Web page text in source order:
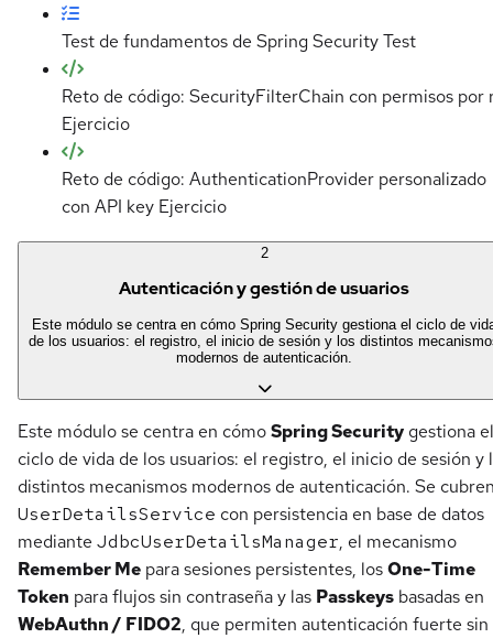
Test de fundamentos de Spring SecurityTest
Reto de código: SecurityFilterChain con permisos por
Ejercicio
Reto de código: AuthenticationProvider personalizado
con API key Ejercicio
2
Autenticación y gestión de usuarios
Este módulo se centra en cómo Spring Security gestiona el ciclo de
de los usuarios: el registro, el inicio de sesión y los distintos
modernos de autenticación.
Este módulo se centra en cómoSpring Security gestiona el
ciclo de vida de los usuarios: el registro, el inicio de sesión y
distintos mecanismos modernos de autenticación. Se
UserDetailsService con persistencia en base de datos
mediante JdbcUserDetailsManager, el mecanismo
Remember Me para sesiones persistentes, losOne-Time
Token para flujos sin contraseña y las Passkeys basadas en
WebAuthn / FIDO2, que permiten autenticación fuerte sin